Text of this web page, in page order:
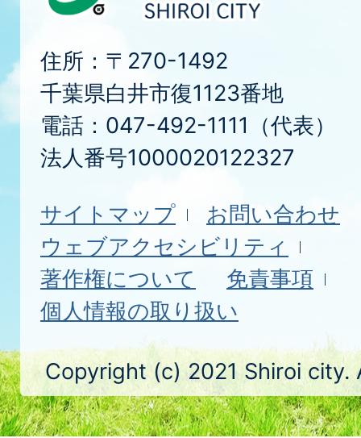
住所：〒270-1492
千葉県白井市復1123番地
電話：047-492-1111（代表）
法人番号1000020122327
サイトマップ
お問い合わせ
ウェブアクセシビリティ
著作権について
免責事項
個人情報の取り扱い
Copyright (c) 2021 Shiroi city.